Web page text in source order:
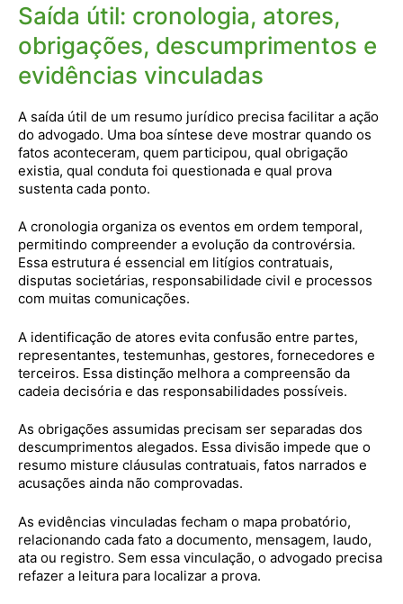
Saída útil: cronologia, atores,
obrigações, descumprimentos e
evidências vinculadas
A saída útil de um resumo jurídico precisa facilitar a ação
do advogado. Uma boa síntese deve mostrar quando os
fatos aconteceram, quem participou, qual obrigação
existia, qual conduta foi questionada e qual prova
sustenta cada ponto.
A cronologia organiza os eventos em ordem temporal,
permitindo compreender a evolução da controvérsia.
Essa estrutura é essencial em litígios contratuais,
disputas societárias, responsabilidade civil e processos
com muitas comunicações.
A identificação de atores evita confusão entre partes,
representantes, testemunhas, gestores, fornecedores e
terceiros. Essa distinção melhora a compreensão da
cadeia decisória e das responsabilidades possíveis.
As obrigações assumidas precisam ser separadas dos
descumprimentos alegados. Essa divisão impede que o
resumo misture cláusulas contratuais, fatos narrados e
acusações ainda não comprovadas.
As evidências vinculadas fecham o mapa probatório,
relacionando cada fato a documento, mensagem, laudo,
ata ou registro. Sem essa vinculação, o advogado precisa
refazer a leitura para localizar a prova.